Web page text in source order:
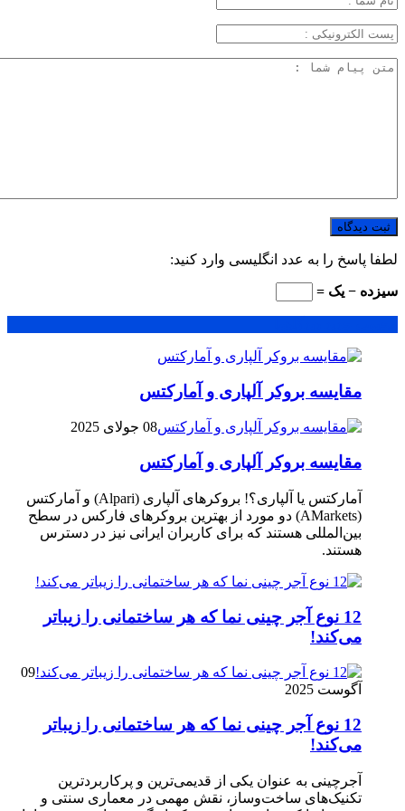
لطفا پاسخ را به عدد انگلیسی وارد کنید:
سیزده − یک =
مقایسه بروکر آلپاری و آمارکتس
08 جولای 2025
مقایسه بروکر آلپاری و آمارکتس
آمارکتس یا آلپاری؟! بروکرهای آلپاری (Alpari) و آمارکتس
(AMarkets) دو مورد از بهترین بروکرهای فارکس در سطح
بین‌المللی هستند که برای کاربران ایرانی نیز در دسترس
هستند.
12 نوع آجر چینی نما که هر ساختمانی را زیباتر
می‌کند!
09
آگوست 2025
12 نوع آجر چینی نما که هر ساختمانی را زیباتر
می‌کند!
آجرچینی به عنوان یکی از قدیمی‌ترین و پرکاربردترین
تکنیک‌های ساخت‌وساز، نقش مهمی در معماری سنتی و